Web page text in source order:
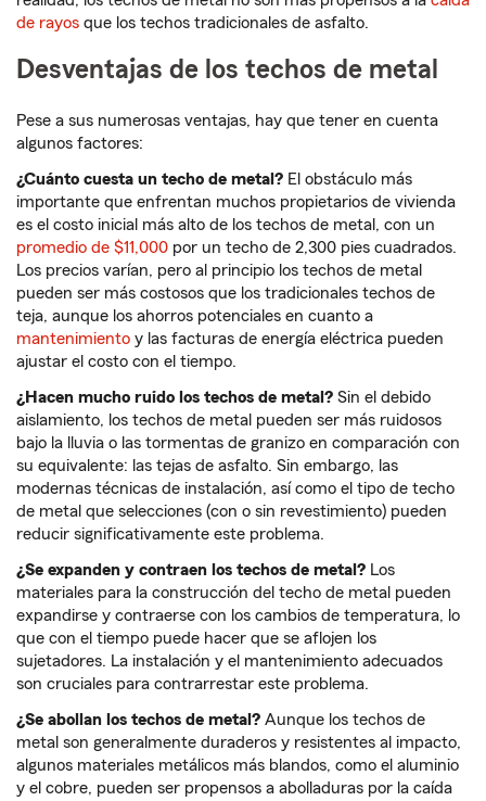
de rayos que los techos tradicionales de asfalto.
Desventajas de los techos de metal
Pese a sus numerosas ventajas, hay que tener en cuenta
algunos factores:
¿Cuánto cuesta un techo de metal? El obstáculo más
importante que enfrentan muchos propietarios de vivienda
es el costo inicial más alto de los techos de metal, con un
promedio de $11,000 por un techo de 2,300 pies cuadrados.
Los precios varían, pero al principio los techos de metal
pueden ser más costosos que los tradicionales techos de
teja, aunque los ahorros potenciales en cuanto a
mantenimiento y las facturas de energía eléctrica pueden
ajustar el costo con el tiempo.
¿Hacen mucho ruido los techos de metal? Sin el debido
aislamiento, los techos de metal pueden ser más ruidosos
bajo la lluvia o las tormentas de granizo en comparación con
su equivalente: las tejas de asfalto. Sin embargo, las
modernas técnicas de instalación, así como el tipo de techo
de metal que selecciones (con o sin revestimiento) pueden
reducir significativamente este problema.
¿Se expanden y contraen los techos de metal? Los
materiales para la construcción del techo de metal pueden
expandirse y contraerse con los cambios de temperatura, lo
que con el tiempo puede hacer que se aflojen los
sujetadores. La instalación y el mantenimiento adecuados
son cruciales para contrarrestar este problema.
¿Se abollan los techos de metal? Aunque los techos de
metal son generalmente duraderos y resistentes al impacto,
algunos materiales metálicos más blandos, como el aluminio
y el cobre, pueden ser propensos a abolladuras por la caída